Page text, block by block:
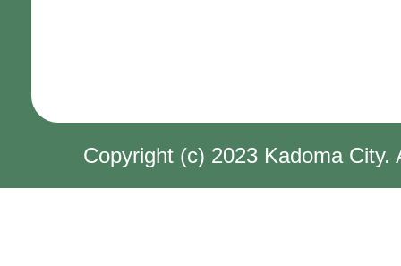
Copyright (c) 2023 Kadoma City.